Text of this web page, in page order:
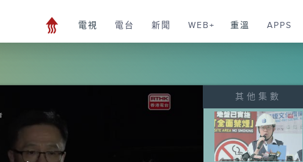
電視 電台 新聞 WEB+ 重溫 APPS
其他集數